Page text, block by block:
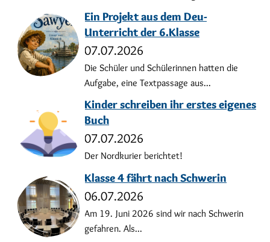
Ein Projekt aus dem Deu-
Unterricht der 6.Klasse
07.07.2026
Die Schüler und Schülerinnen hatten die
Aufgabe, eine Textpassage aus...
Kinder schreiben ihr erstes eigenes
Buch
07.07.2026
Der Nordkurier berichtet!
Klasse 4 fährt nach Schwerin
06.07.2026
Am 19. Juni 2026 sind wir nach Schwerin
gefahren. Als...